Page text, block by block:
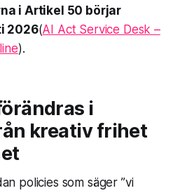
i Artikel 50 börjar
2026(AI Act Service Desk –
).
i
kreativ frihet
policies som säger ”vi